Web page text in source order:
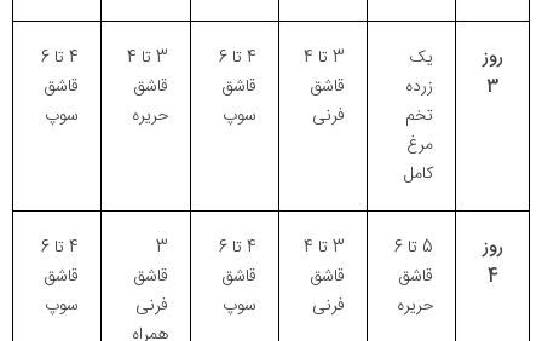
روز
3
یک
زرده
تخم
مرغ
کامل
3 تا 4
قاشق
فرنی
4 تا 6
قاشق
سوپ
3 تا 4
قاشق
حریره
4 تا 6
قاشق
سوپ
روز
4
5 تا 6
قاشق
حریره
3 تا 4
قاشق
فرنی
4 تا 6
قاشق
سوپ
3
قاشق
فرنی
همراه
4 تا 6
قاشق
سوپ